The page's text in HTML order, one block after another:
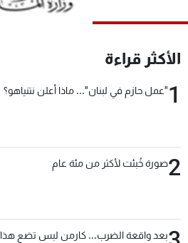
الأكثر قراءة
1"عمل حازم في لبنان"... ماذا أعلن نتنياهو؟
2صورة خُبئت لأكثر من مئة عام
بعد واقعة الضرب... كارمن لبس تضع هذا
لاعلاناتكم